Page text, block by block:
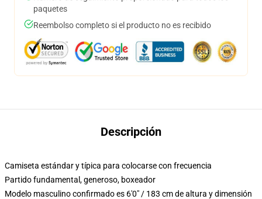
paquetes
Reembolso completo si el producto no es recibido
Descripción
Camiseta estándar y típica para colocarse con frecuencia
Partido fundamental, generoso, boxeador
Modelo masculino confirmado es 6'0" / 183 cm de altura y dimensión